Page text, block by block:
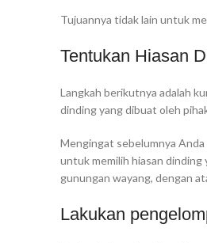
Tujuannya tidak lain untuk
Tentukan Hiasan
Langkah berikutnya adalah
dinding yang dibuat oleh
Mengingat sebelumnya
untuk memilih hiasan dinding
gunungan wayang, dengan
Lakukan